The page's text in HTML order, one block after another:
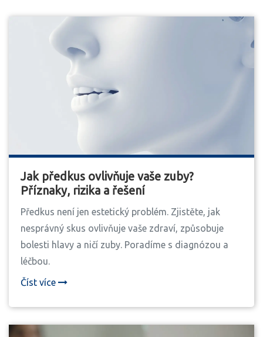
Jak předkus ovlivňuje vaše zuby?
Příznaky, rizika a řešení
Předkus není jen estetický problém. Zjistěte, jak
nesprávný skus ovlivňuje vaše zdraví, způsobuje
bolesti hlavy a ničí zuby. Poradíme s diagnózou a
léčbou.
Číst více